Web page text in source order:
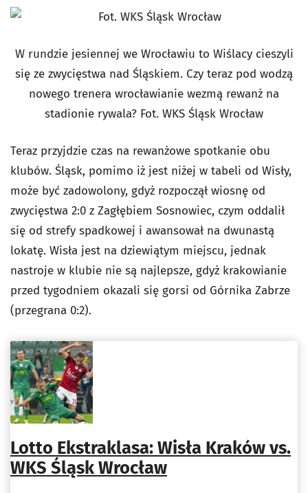
W rundzie jesiennej we Wrocławiu to Wiślacy cieszyli
się ze zwycięstwa nad Śląskiem. Czy teraz pod wodzą
nowego trenera wrocławianie wezmą rewanż na
stadionie rywala? Fot. WKS Śląsk Wrocław
Teraz przyjdzie czas na rewanżowe spotkanie obu
klubów. Śląsk, pomimo iż jest niżej w tabeli od Wisły,
może być zadowolony, gdyż rozpoczął wiosnę od
zwycięstwa 2:0 z Zagłębiem Sosnowiec, czym oddalił
się od strefy spadkowej i awansował na dwunastą
lokatę. Wisła jest na dziewiątym miejscu, jednak
nastroje w klubie nie są najlepsze, gdyż krakowianie
przed tygodniem okazali się gorsi od Górnika Zabrze
(przegrana 0:2).
Lotto Ekstraklasa: Wisła Kraków vs.
WKS Śląsk Wrocław